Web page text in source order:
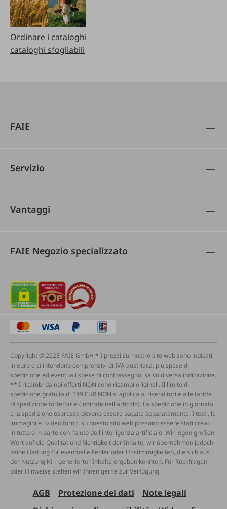
Ordinare i cataloghi
cataloghi sfogliabili
FAIE
Servizio
Vantaggi
FAIE Negozio specializzato
Copyright © 2025 FAIE GmbH * I prezzi sul nostro sito web sono indicati
in euro e si intendono comprensivi di IVA austriaca, più spese di
spedizione ed eventuali spese di contrassegno, salvo diversa indicazione.
** I ricambi da noi offerti NON sono ricambi originali. Il limite di
spedizione gratuita di 149 EUR NON si applica ai rivenditori e alle tariffe
di spedizione forfettarie (indicate nell'articolo). La spedizione in giornata
e la spedizione espressa devono essere pagate separatamente. I testi, le
immagini e i video forniti su questo sito web possono essere stati creati
in tutto o in parte con l'aiuto dell'intelligenza artificiale. Wir legen großen
Wert auf die Qualität und Richtigkeit der Inhalte, wir übernehmen jedoch
keine Haftung für eventuelle Fehler oder Unstimmigkeiten, die sich aus
der Nutzung KI – generierter Inhalte ergeben könnten. Für Rückfragen
oder Hinweise stehen wir Ihnen gerne zur Verfügung
AGB Protezione dei dati
Note legali